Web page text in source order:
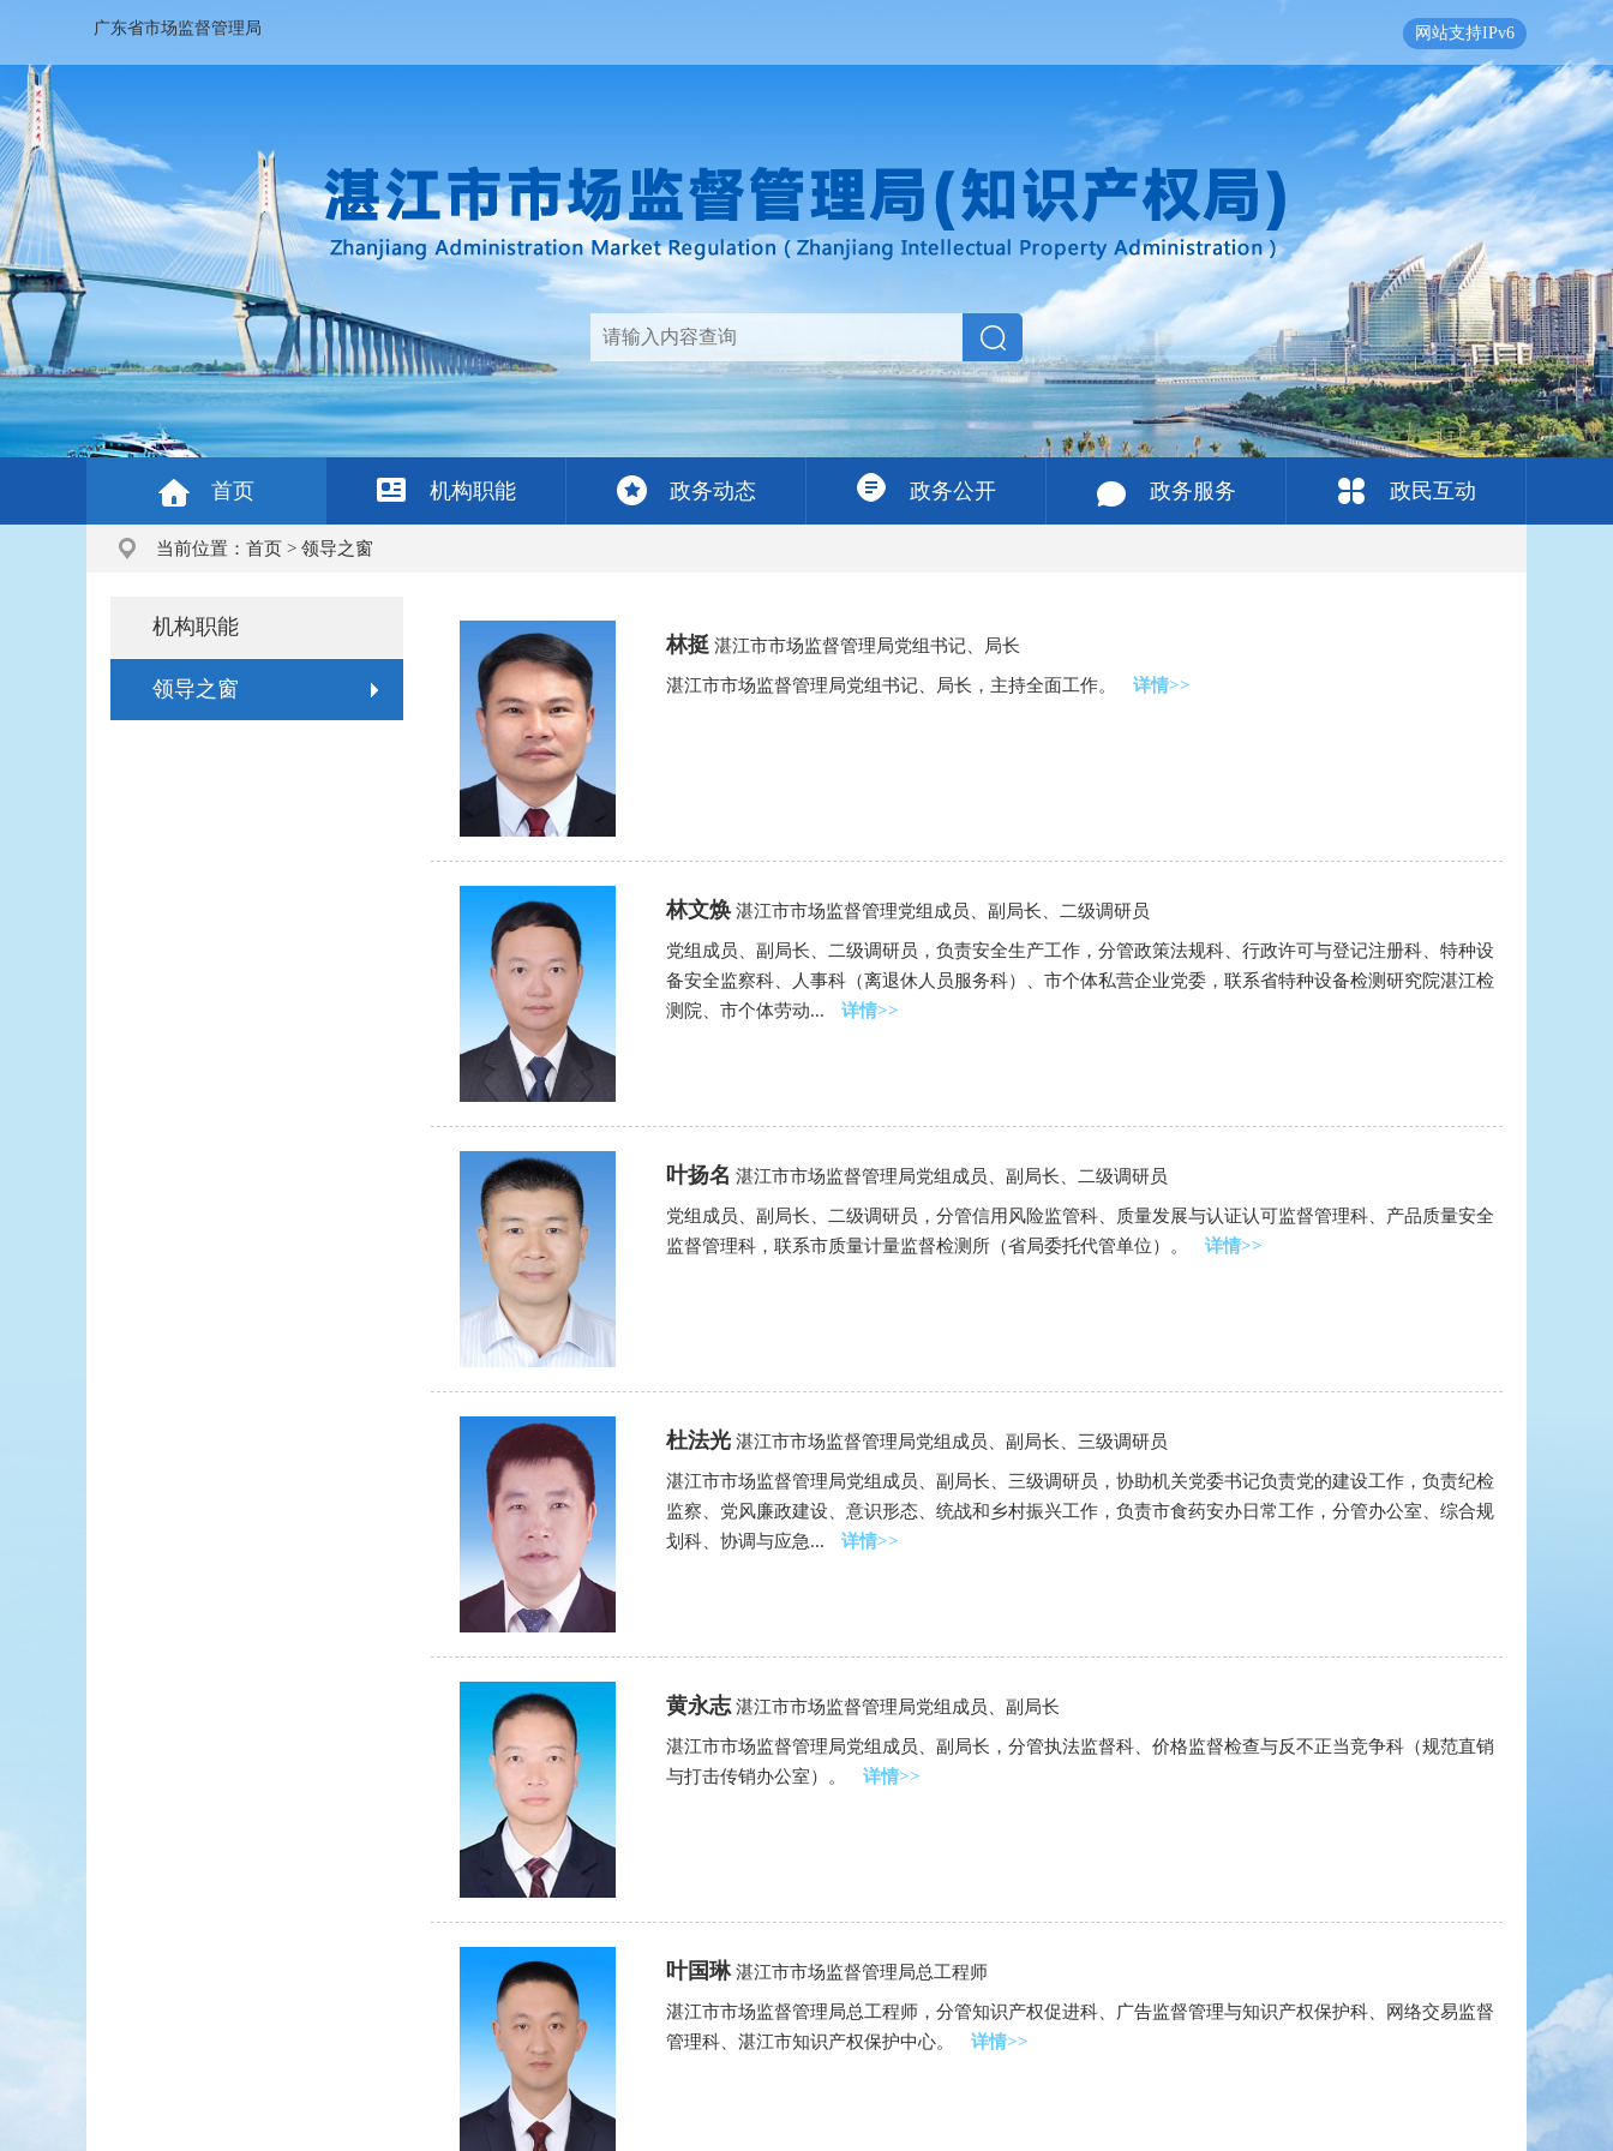
广东省市场监督管理局 网站支持IPv6
首页 机构职能 政务动态 政务公开 政务服务 政民互动
当前位置： 首页 > 领导之窗
机构职能
领导之窗
林挺 湛江市市场监督管理局党组书记、局长
湛江市市场监督管理局党组书记、局长，主持全面工作。 详情>>
林文焕 湛江市市场监督管理党组成员、副局长、二级调研员
党组成员、副局长、二级调研员，负责安全生产工作，分管政策法规科、行政许可与登记注册科、特种设
备安全监察科、人事科（离退休人员服务科）、市个体私营企业党委，联系省特种设备检测研究院湛江检
测院、市个体劳动...
详情>>
叶扬名 湛江市市场监督管理局党组成员、副局长、二级调研员
党组成员、副局长、二级调研员，分管信用风险监管科、质量发展与认证认可监督管理科、产品质量安全
监督管理科，联系市质量计量监督检测所（省局委托代管单位）。
详情>>
杜法光 湛江市市场监督管理局党组成员、副局长、三级调研员
湛江市市场监督管理局党组成员、副局长、三级调研员，协助机关党委书记负责党的建设工作，负责纪检
监察、党风廉政建设、意识形态、统战和乡村振兴工作，负责市食药安办日常工作，分管办公室、综合规
划科、协调与应急...
详情>>
黄永志 湛江市市场监督管理局党组成员、副局长
湛江市市场监督管理局党组成员、副局长，分管执法监督科、价格监督检查与反不正当竞争科（规范直销
与打击传销办公室）。
详情>>
叶国琳 湛江市市场监督管理局总工程师
湛江市市场监督管理局总工程师，分管知识产权促进科、广告监督管理与知识产权保护科、网络交易监督
管理科、湛江市知识产权保护中心。
详情>>